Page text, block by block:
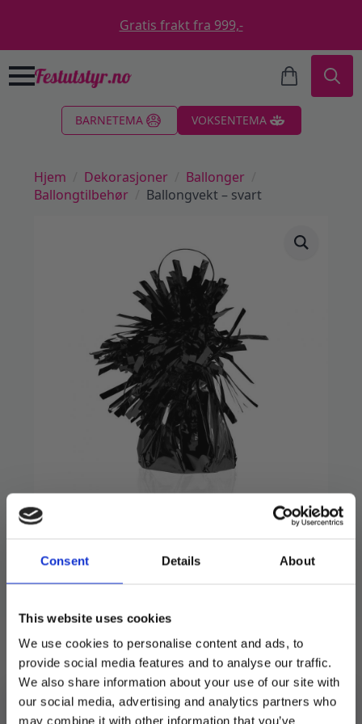
Consent Details About
This website uses cookies
We use cookies to personalise content and ads, to
provide social media features and to analyse our traffic.
We also share information about your use of our site with
our social media, advertising and analytics partners who
may combine it with other information that you’ve
Gratis frakt fra 999,-
BARNETEMA VOKSENTEMA
Hjem Dekorasjoner
Ballonger
Ballongtilbehør
Ballongvekt – svart
Ballongvekt – svart
29kr
Utsolgt
Produktnummer:900967
Kategorier:Ballonger ,Ballongtilbehør,Dekorasjoner
Stikkord: Halloween,Hester ,Hollywood